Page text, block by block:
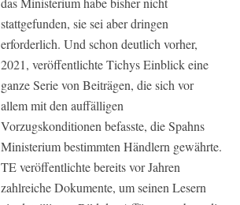
stattgefunden, sie sei aber dringen
erforderlich. Und schon deutlich vorher,
2021, veröffentlichteTichys Einblickeine
ganze Serie von Beiträgen, die sich vor
allem mit den auffälligen
Vorzugskonditionen befasste, die Spahns
Ministerium bestimmten Händlern gewährte.
TEveröffentlichte bereits vor Jahren
zahlreiche Dokumente, um seinen Lesern